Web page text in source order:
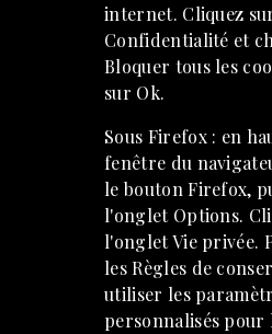
internet. Cliquez
Confidentialité et
Bloquer tous les
sur Ok.
Sous Firefox : en
fenêtre du
le bouton Firefox,
l'onglet Options.
l'onglet Vie privée.
les Règles de
utiliser les
personnalisés